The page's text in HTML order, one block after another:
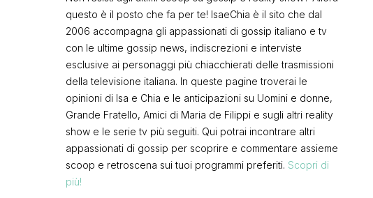
questo è il posto che fa per te! IsaeChia è il sito che dal
2006 accompagna gli appassionati di gossip italiano e tv
con le ultime gossip news, indiscrezioni e interviste
esclusive ai personaggi più chiacchierati delle trasmissioni
della televisione italiana. In queste pagine troverai le
opinioni di Isa e Chia e le anticipazioni su Uomini e donne,
Grande Fratello, Amici di Maria de Filippi e sugli altri reality
show e le serie tv più seguiti. Qui potrai incontrare altri
appassionati di gossip per scoprire e commentare assieme
scoop e retroscena sui tuoi programmi preferiti. Scopri di
più!